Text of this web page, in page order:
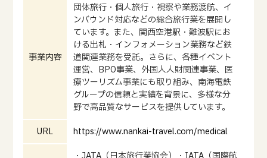
事業内容
団体旅行・個人旅行・視察や業務渡航、イ
ンバウンド対応などの総合旅行業を展開し
ています。また、関西空港駅・難波駅にお
ける出札・インフォメーション業務など鉄
道関連業務を受託。さらに、各種イベント
運営、BPO事業、外国人人財関連事業、医
療ツーリズム事業にも取り組み、南海電鉄
グループの信頼と実績を背景に、多様な分
野で高品質なサービスを提供しています。
URL
https://www.nankai-travel.com/medical